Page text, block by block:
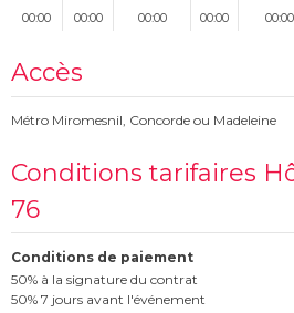
00:00
00:00 00:00 00:00 00:00
Accès
Métro Miromesnil, Concorde ou Madeleine
Conditions tarifaires
76
Conditions de paiement
50% à la signature du contrat
50% 7 jours avant l'événement